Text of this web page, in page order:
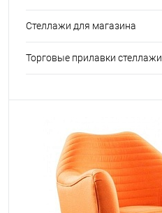
Стеллажи для магазина
Торговые прилавки стеллажи